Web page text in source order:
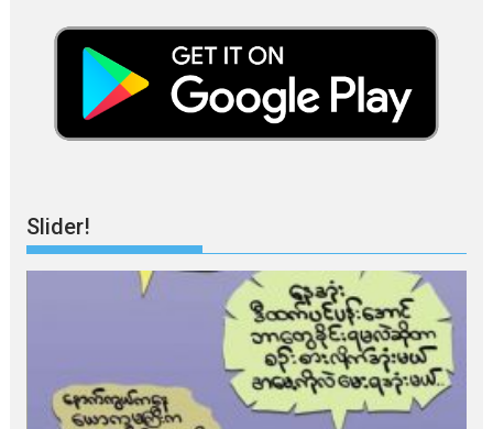
Slider!